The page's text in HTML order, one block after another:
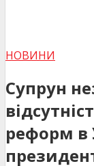
НОВИНИ
Супрун
реформ в